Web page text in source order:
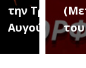
την Τρίτη 18
Αυγούστουτου